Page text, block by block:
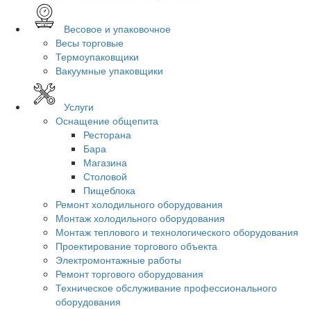
Весовое и упаковочное
Весы торговые
Термоупаковщики
Вакуумные упаковщики
Услуги
Оснащение общепита
Ресторана
Бара
Магазина
Столовой
Пищеблока
Ремонт холодильного оборудования
Монтаж холодильного оборудования
Монтаж теплового и технологического оборудования
Проектирование торгового объекта
Электромонтажные работы
Ремонт торгового оборудования
Техническое обслуживание профессионального
оборудования